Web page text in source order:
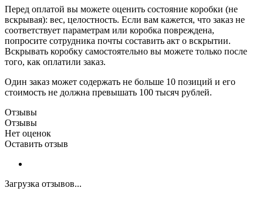
Перед оплатой вы можете оценить состояние коробки (не
вскрывая): вес, целостность. Если вам кажется, что заказ не
соответствует параметрам или коробка повреждена,
попросите сотрудника почты составить акт о вскрытии.
Вскрывать коробку самостоятельно вы можете только после
того, как оплатили заказ.
Один заказ может содержать не больше 10 позиций и его
стоимость не должна превышать 100 тысяч рублей.
Отзывы
Отзывы
Нет оценок
Оставить отзыв
Загрузка отзывов...